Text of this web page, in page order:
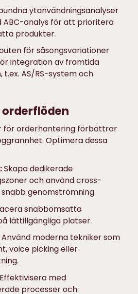
ytanvändningsanalyser
ABC-analys för att prioritera
produkter.
för säsongsvariationer
integration av framtida
t.ex. AS/RS-system och
för orderhantering förbättrar
Optimera dessa
Skapa dedikerade
och använd cross-
genomströmning.
snabbomsatta
lättillgängliga platser.
moderna tekniker som
voice picking eller
med
processer och